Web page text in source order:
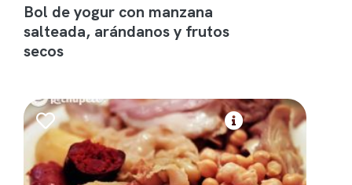
Bol de yogur con manzana
salteada, arándanos y frutos
secos